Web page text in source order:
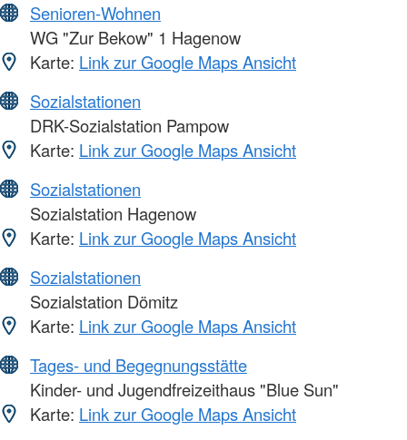
Senioren-Wohnen
WG "Zur Bekow" 1 Hagenow
Karte: Link zur Google Maps Ansicht
Sozialstationen
DRK-Sozialstation Pampow
Karte: Link zur Google Maps Ansicht
Sozialstationen
Sozialstation Hagenow
Karte: Link zur Google Maps Ansicht
Sozialstationen
Sozialstation Dömitz
Karte: Link zur Google Maps Ansicht
Tages- und Begegnungsstätte
Kinder- und Jugendfreizeithaus "Blue Sun"
Karte: Link zur Google Maps Ansicht